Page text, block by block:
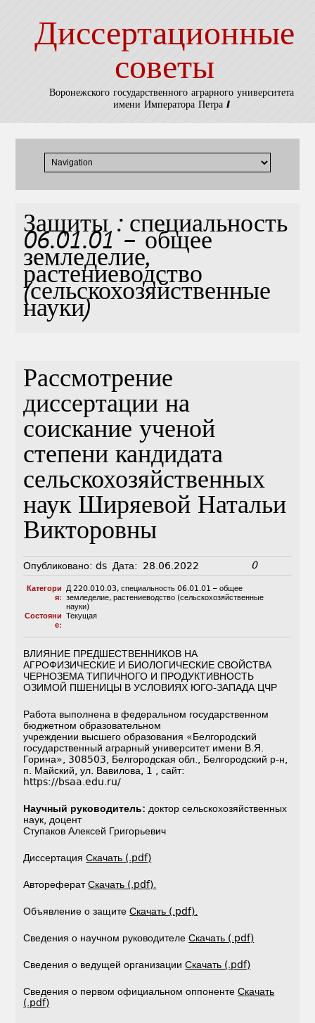
Диссертационные
советы
Воронежского государственного аграрного университета
имени Императора Петра I
Защиты : специальность
06.01.01 – общее
земледелие,
растениеводство
(сельскохозяйственные
науки)
Рассмотрение
диссертации на
соискание ученой
степени кандидата
сельскохозяйственных
наук Ширяевой Натальи
Викторовны
Опубликовано: ds Дата: 28.06.2022 0
Категори
я:
Д 220.010.03, специальность 06.01.01 – общее
земледелие, растениеводство (сельскохозяйственные
науки)
Состояни
е:
Текущая
ВЛИЯНИЕ ПРЕДШЕСТВЕННИКОВ НА
АГРОФИЗИЧЕСКИЕ И БИОЛОГИЧЕСКИЕ СВОЙСТВА
ЧЕРНОЗЕМА ТИПИЧНОГО И ПРОДУКТИВНОСТЬ
ОЗИМОЙ ПШЕНИЦЫ В УСЛОВИЯХ ЮГО-ЗАПАДА ЦЧР
Работа выполнена в федеральном государственном
бюджетном образовательном
учреждении высшего образования «Белгородский
государственный аграрный университет имени В.Я.
Горина», 308503, Белгородская обл., Белгородский р-н,
п. Майский, ул. Вавилова, 1 , сайт:
https://bsaa.edu.ru/
Научный руководитель: доктор сельскохозяйственных
наук, доцент
Ступаков Алексей Григорьевич
ДиссертацияСкачать (.pdf)
АвторефератСкачать (.pdf).
Объявление о защитеСкачать (.pdf).
Сведения о научном руководителеСкачать (.pdf)
Сведения о ведущей организацииСкачать (.pdf)
Сведения о первом официальном оппонентеСкачать
(.pdf)